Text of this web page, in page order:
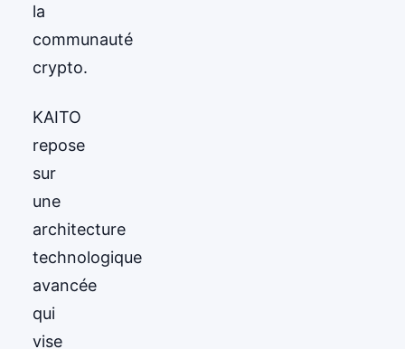
la
communauté
crypto.
KAITO
repose
sur
une
architecture
technologique
avancée
qui
vise